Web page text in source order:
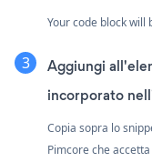
Your code block will
Aggiungi
incorporato
Copia sopra lo
Pimcore che